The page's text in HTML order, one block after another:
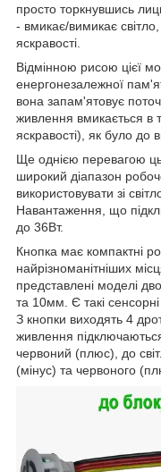
просто торкнувшись
- вмикає/вимикає
яскравості.
Відмінною рисою цієї
енергонезалежної
вона запам'ятовує
живлення вмикається в
яскравості), як було до
Ще однією перевагою
широкий діапазон
використовувати зі
Навантаження, що
до 36Вт.
Кнопка має компактні
найрізноманітніших
представлені моделі
та 10мм. Є такі сенсорні
З кнопки виходять 4
живлення
червоний (плюс), до
(мінус) та червоного